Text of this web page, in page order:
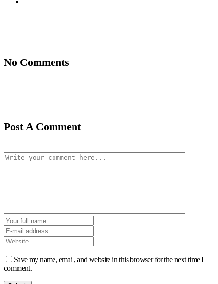
No Comments
Post A Comment
Save my name, email, and website in this browser for the next time I
comment.